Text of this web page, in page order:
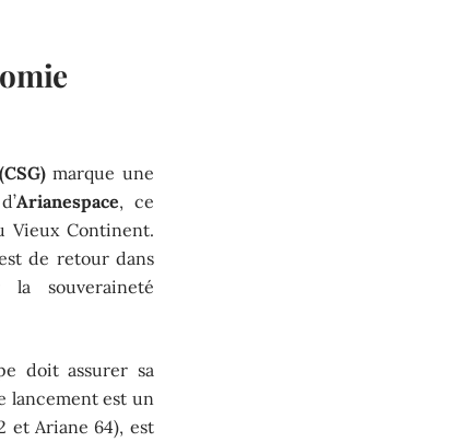
marque une
Arianespace, ce
Vieux Continent.
de retour dans
la souveraineté
doit assurer sa
lancement est un
et Ariane 64), est